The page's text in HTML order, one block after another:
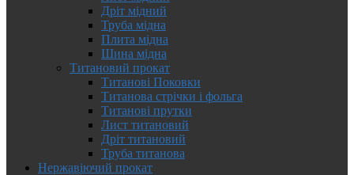
Дріт мідний
Труба мідна
Плита мідна
Шина мідна
Титановий прокат
Титанові Поковки
Титанова стрічки і фольга
Титанові прутки
Лист титановий
Дріт титановий
Труба титанова
Нержавіючий прокат